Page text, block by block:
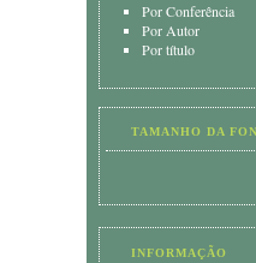
Por Conferência
Por Autor
Por título
TAMANHO DA
INFORMAÇÃO